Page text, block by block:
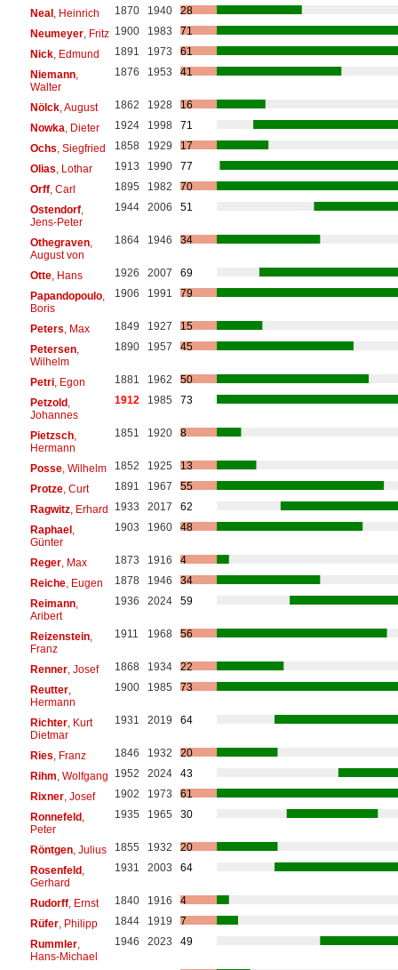
Neal, Heinrich 1870 1940
28
Neumeyer, Fritz 1900 1983
71
Nick, Edmund 1891 1973
61
Niemann,
Walter
1876 1953 41
Nölck, August 1862 1928
16
Nowka , Dieter 1924 1998
71
Ochs , Siegfried 1858 1929
17
Olias , Lothar 1913 1990
77
Orff, Carl 1895 1982
70
Ostendorf,
Jens-Peter
1944 2006 51
Othegraven,
August von
1864 1946 34
Otte, Hans 1926 2007
69
Papandopoulo,
Boris
1906 1991 79
Peters , Max 1849 1927
15
Petersen,
Wilhelm
1890 1957 45
Petri, Egon 1881 1962
50
Petzold,
Johannes
1912 1985 73
Pietzsch,
Hermann
1851 1920 8
Posse, Wilhelm 1852 1925
13
Protze, Curt 1891 1967
55
Ragwitz, Erhard 1933 2017
62
Raphael,
Günter
1903 1960 48
Reger, Max 1873 1916
4
Reiche, Eugen 1878 1946
34
Reimann,
Aribert
1936 2024 59
Reizenstein,
Franz
1911 1968 56
Renner, Josef 1868 1934
22
Reutter,
Hermann
1900 1985 73
Richter, Kurt
Dietmar
1931 2019 64
Ries , Franz 1846 1932
20
Rihm , Wolfgang 1952 2024
43
Rixner, Josef 1902 1973
61
Ronnefeld,
Peter
1935 1965 30
Röntgen, Julius 1855 1932
20
Rosenfeld,
Gerhard
1931 2003 64
Rudorff, Ernst 1840 1916
4
Rüfer, Philipp 1844 1919
7
Rummler,
Hans-Michael
1946 2023 49